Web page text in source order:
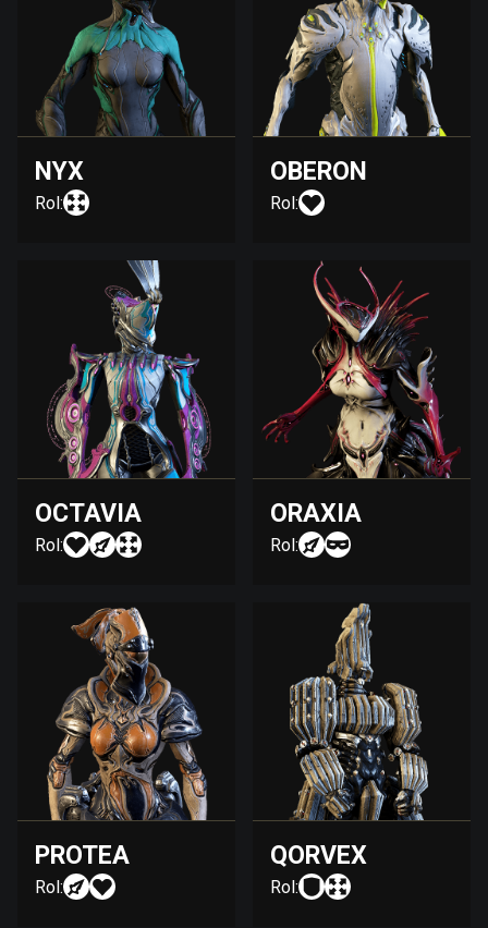
NYX
Rol:
OBERON
Rol:
OCTAVIA
Rol:
ORAXIA
Rol:
PROTEA
Rol:
QORVEX
Rol: